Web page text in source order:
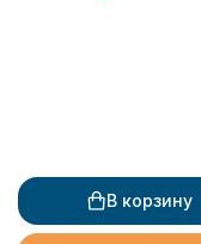
В корзину